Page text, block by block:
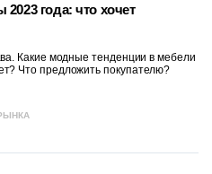
года: что хочет
Какие модные тенденции в мебели
Что предложить покупателю?